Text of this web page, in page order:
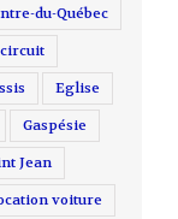
du-Québec
circuit
Eglise
Gaspésie
Jean
voiture